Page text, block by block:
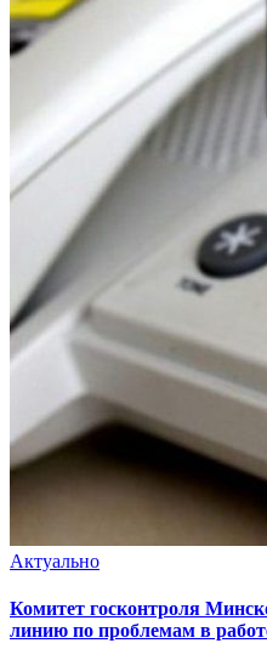
Актуально
Комитет госконтроля
линию по проблемам в